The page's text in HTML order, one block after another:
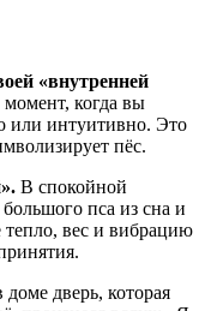
«внутренней
когда вы
или интуитивно. Это
пёс.
В спокойной
большого пса из сна и
вес и вибрацию
дверь, которая